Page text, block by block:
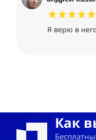
Я верю в
Как